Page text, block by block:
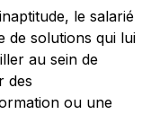
le salarié
de solutions qui lui
au sein de
des
ou une